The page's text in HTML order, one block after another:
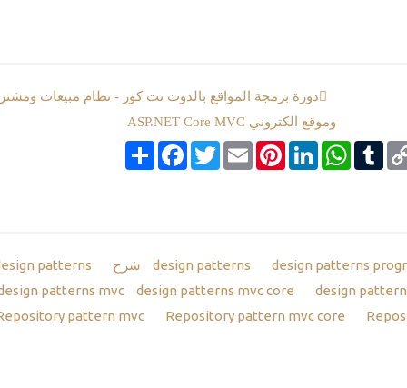
دورة برمجة المواقع بالدوت نت كور - نظام مبيعات
وموقع الكتروني ASP.NET Core MVC
انشر
FacebookTwitterEmail
PinterestLinkedIn
WhatsAppTumblr
design patterns design patterns
patterns
design patterns mvc core design
pattern mvc
Repository pattern mvc core